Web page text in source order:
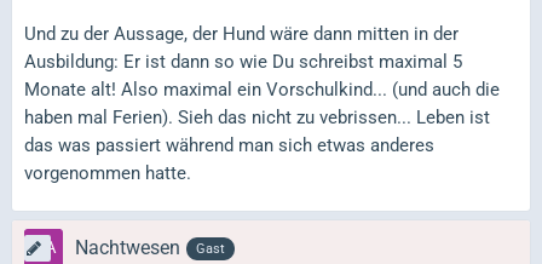
Und zu der Aussage, der Hund wäre dann mitten in der
Ausbildung: Er ist dann so wie Du schreibst maximal 5
Monate alt! Also maximal ein Vorschulkind... (und auch die
haben mal Ferien). Sieh das nicht zu vebrissen... Leben ist
das was passiert während man sich etwas anderes
vorgenommen hatte.
Nachtwesen Gast